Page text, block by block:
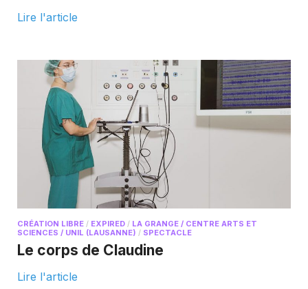
Lire l'article
CRÉATION LIBRE / EXPIRED / LA GRANGE / CENTRE ARTS ET
SCIENCES / UNIL (LAUSANNE) / SPECTACLE
Le corps de Claudine
Lire l'article